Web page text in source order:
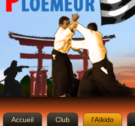
Accueil Club l'Aïkido